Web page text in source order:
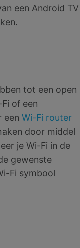
een Android TV
tot een open
of een
een Wi-Fi router
door middel
je Wi-Fi in de
gewenste
Fi symbool